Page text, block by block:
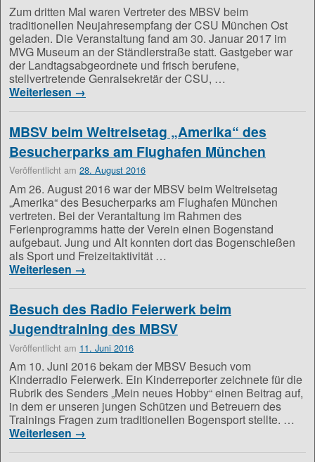
Zum dritten Mal waren Vertreter des MBSV beim
traditionellen Neujahresempfang der CSU München Ost
geladen. Die Veranstaltung fand am 30. Januar 2017 im
MVG Museum an der Ständlerstraße statt. Gastgeber war
der Landtagsabgeordnete und frisch berufene,
stellvertretende Genralsekretär der CSU, …
Weiterlesen →
MBSV beim Weltreisetag „Amerika“ des
Besucherparks am Flughafen München
Veröffentlicht am 28. August 2016
Am 26. August 2016 war der MBSV beim Weltreisetag
„Amerika“ des Besucherparks am Flughafen München
vertreten. Bei der Verantaltung im Rahmen des
Ferienprogramms hatte der Verein einen Bogenstand
aufgebaut. Jung und Alt konnten dort das Bogenschießen
als Sport und Freizeitaktivität …
Weiterlesen →
Besuch des Radio Feierwerk beim
Jugendtraining des MBSV
Veröffentlicht am 11. Juni 2016
Am 10. Juni 2016 bekam der MBSV Besuch vom
Kinderradio Feierwerk. Ein Kinderreporter zeichnete für die
Rubrik des Senders „Mein neues Hobby“ einen Beitrag auf,
in dem er unseren jungen Schützen und Betreuern des
Trainings Fragen zum traditionellen Bogensport stellte. …
Weiterlesen →